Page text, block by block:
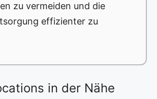
zu vermeiden und die
effizienter zu
in der Nähe